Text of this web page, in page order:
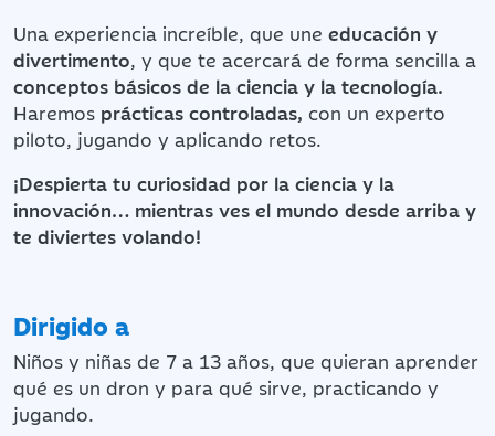
Una experiencia increíble, que une educación y
divertimento, y que te acercará de forma sencilla a
conceptos básicos de la ciencia y la tecnología.
Haremos prácticas controladas, con un experto
piloto, jugando y aplicando retos.
¡Despierta tu curiosidad por la ciencia y la
innovación… mientras ves el mundo desde arriba y
te diviertes volando!
Dirigido a
Niños y niñas de 7 a 13 años, que quieran aprender
qué es un dron y para qué sirve, practicando y
jugando.